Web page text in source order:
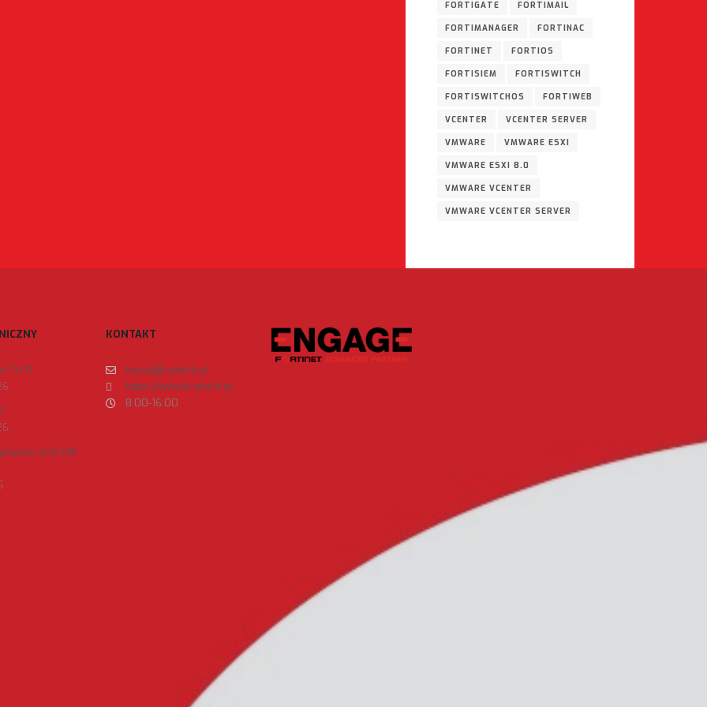
FORTIGATE FORTIMAIL
FORTIMANAGER FORTINAC
FORTINET FORTIOS
FORTISIEM FORTISWITCH
FORTISWITCHOS FORTIWEB
VCENTER VCENTER SERVER
VMWARE VMWARE ESXI
VMWARE ESXI 8.0
VMWARE VCENTER
VMWARE VCENTER SERVER
7.4.11
and VM
KONTAKT
biuro@b-and-b.pl
https://www.b-and-b.pl
8:00-16:00